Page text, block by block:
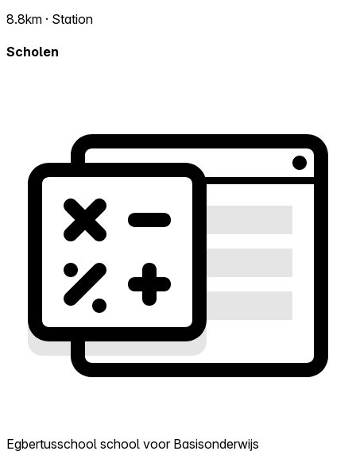
8.8km · Station
Scholen
Egbertusschool school voor Basisonderwijs